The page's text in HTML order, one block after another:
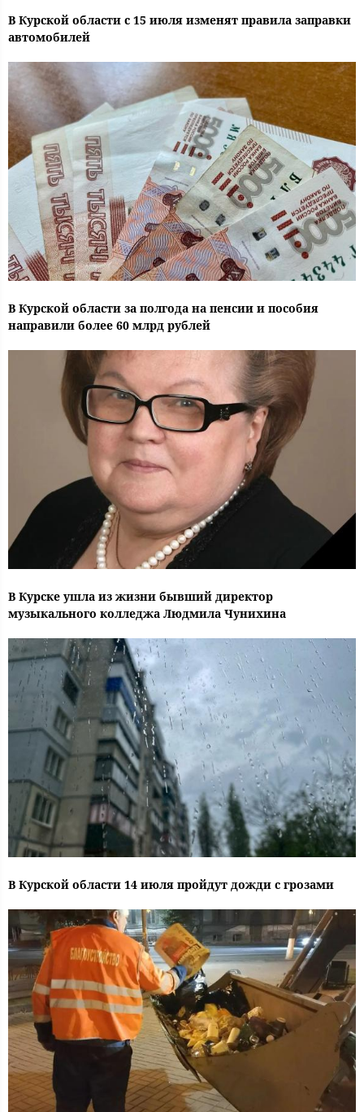
В Курской области с 15 июля изменят правила заправки
автомобилей
В Курской области за полгода на пенсии и пособия
направили более 60 млрд рублей
В Курске ушла из жизни бывший директор
музыкального колледжа Людмила Чунихина
В Курской области 14 июля пройдут дожди с грозами